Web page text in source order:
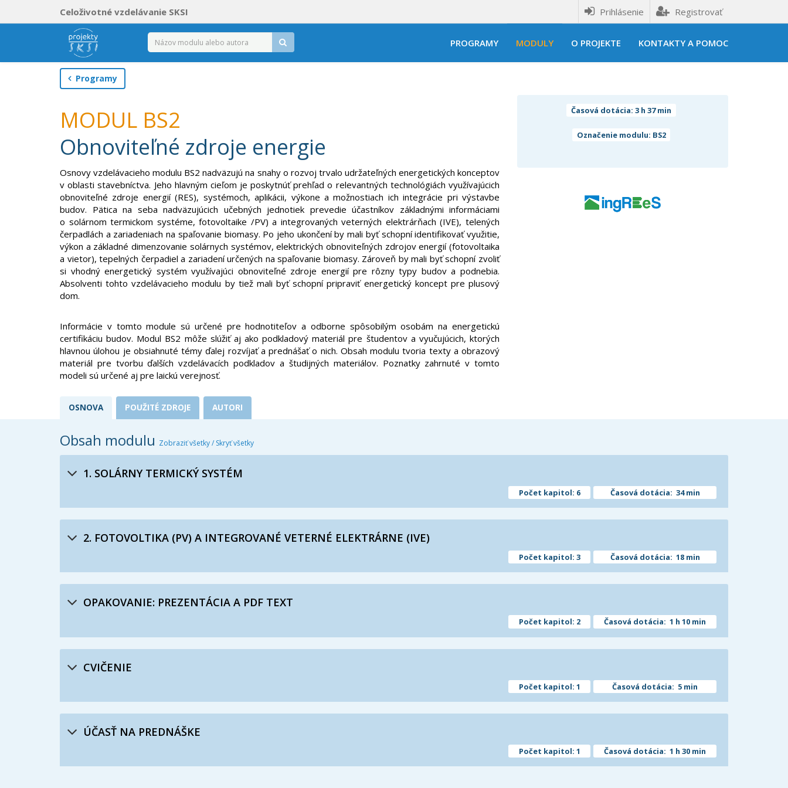
Prihlásenie Registrovať
Celoživotné vzdelávanie SKSI
PROGRAMY MODULY O PROJEKTE KONTAKTY A POMOC
Programy
MODUL BS2
Obnoviteľné zdroje energie
Osnovy vzdelávacieho modulu BS2 nadväzujú na snahy o rozvoj trvalo udržateľných energetických konceptov
v oblasti stavebníctva. Jeho hlavným cieľom je poskytnúť prehľad o relevantných technológiách využívajúcich
obnoviteľné zdroje energií (RES), systémoch, aplikácii, výkone a možnostiach ich integrácie pri výstavbe
budov. Pätica na seba nadväzujúcich učebných jednotiek prevedie účastníkov základnými informáciami
o solárnom termickom systéme, fotovoltaike /PV) a integrovaných veterných elektrárňach (IVE), telených
čerpadlách a zariadeniach na spaľovanie biomasy. Po jeho ukončení by mali byť schopní identifikovať využitie,
výkon a základné dimenzovanie solárnych systémov, elektrických obnoviteľných zdrojov energií (fotovoltaika
a vietor), tepelných čerpadiel a zariadení určených na spaľovanie biomasy. Zároveň by mali byť schopní zvoliť
si vhodný energetický systém využívajúci obnoviteľné zdroje energií pre rôzny typy budov a podnebia.
Absolventi tohto vzdelávacieho modulu by tiež mali byť schopní pripraviť energetický koncept pre plusový
dom.
Informácie v tomto module sú určené pre hodnotiteľov a odborne spôsobilým osobám na energetickú
certifikáciu budov. Modul BS2 môže slúžiť aj ako podkladový materiál pre študentov a vyučujúcich, ktorých
hlavnou úlohou je obsiahnuté témy ďalej rozvíjať a prednášať o nich. Obsah modulu tvoria texty a obrazový
materiál pre tvorbu ďalších vzdelávacích podkladov a študijných materiálov. Poznatky zahrnuté v tomto
modeli sú určené aj pre laickú verejnosť.
Časová dotácia: 3 h 37 min
Označenie modulu: BS2
OSNOVA POUŽITÉ ZDROJE AUTORI
Obsah modulu Zobraziť všetky/ Skryť všetky
1. SOLÁRNY TERMICKÝ SYSTÉM
Počet kapitol: 6 Časová dotácia: 34 min
2. FOTOVOLTIKA (PV) A INTEGROVANÉ VETERNÉ ELEKTRÁRNE (IVE)
Počet kapitol: 3 Časová dotácia: 18 min
OPAKOVANIE: PREZENTÁCIA A PDF TEXT
Počet kapitol: 2 Časová dotácia: 1 h 10 min
CVIČENIE
Počet kapitol: 1 Časová dotácia: 5 min
ÚČASŤ NA PREDNÁŠKE
Počet kapitol: 1 Časová dotácia: 1 h 30 min